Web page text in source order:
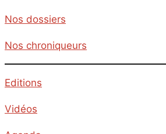
Nos dossiers
Nos chroniqueurs
Editions
Vidéos